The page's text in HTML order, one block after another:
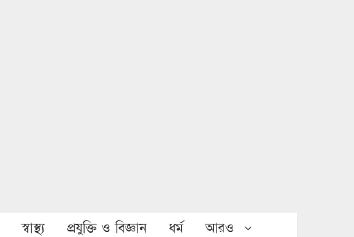
স্বাস্থ্য প্রযুক্তি ও বিজ্ঞান ধর্ম আরও